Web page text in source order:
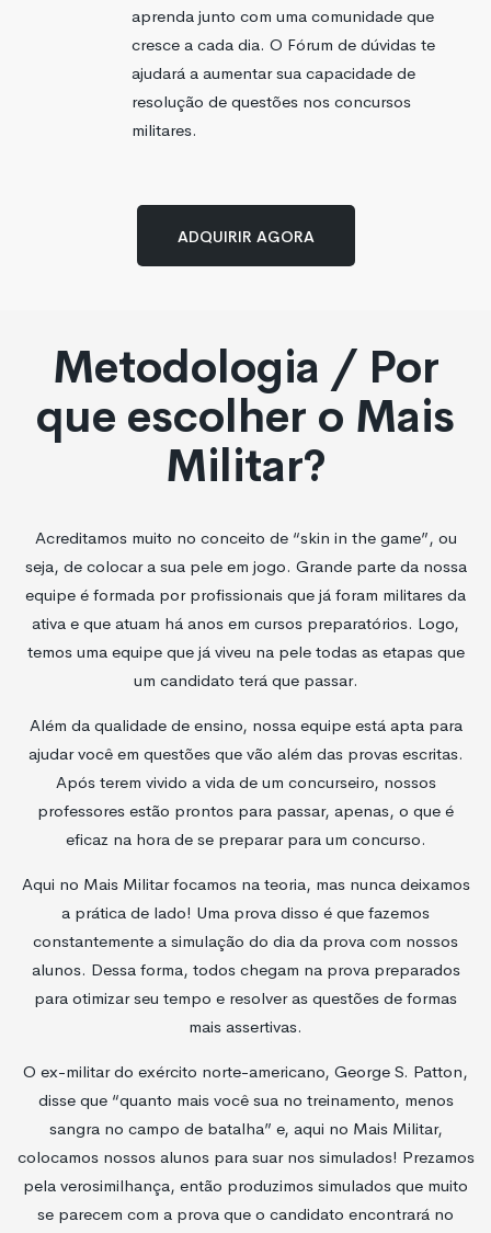
aprenda junto com uma comunidade que
cresce a cada dia. O Fórum de dúvidas te
ajudará a aumentar sua capacidade de
resolução de questões nos concursos
militares.
ADQUIRIR AGORA
Metodologia / Por
que escolher o Mais
Militar?
Acreditamos muito no conceito de “skin in the game”, ou
seja, de colocar a sua pele em jogo. Grande parte da nossa
equipe é formada por profissionais que já foram militares da
ativa e que atuam há anos em cursos preparatórios. Logo,
temos uma equipe que já viveu na pele todas as etapas que
um candidato terá que passar.
Além da qualidade de ensino, nossa equipe está apta para
ajudar você em questões que vão além das provas escritas.
Após terem vivido a vida de um concurseiro, nossos
professores estão prontos para passar, apenas, o que é
eficaz na hora de se preparar para um concurso.
Aqui no Mais Militar focamos na teoria, mas nunca deixamos
a prática de lado! Uma prova disso é que fazemos
constantemente a simulação do dia da prova com nossos
alunos. Dessa forma, todos chegam na prova preparados
para otimizar seu tempo e resolver as questões de formas
mais assertivas.
O ex-militar do exército norte-americano, George S. Patton,
disse que “quanto mais você sua no treinamento, menos
sangra no campo de batalha” e, aqui no Mais Militar,
colocamos nossos alunos para suar nos simulados! Prezamos
pela verosimilhança, então produzimos simulados que muito
se parecem com a prova que o candidato encontrará no